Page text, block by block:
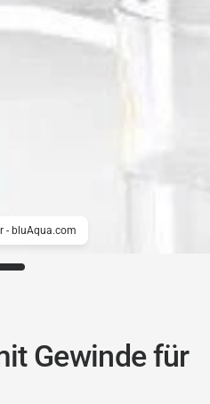
- bluAqua.com
Gewinde für